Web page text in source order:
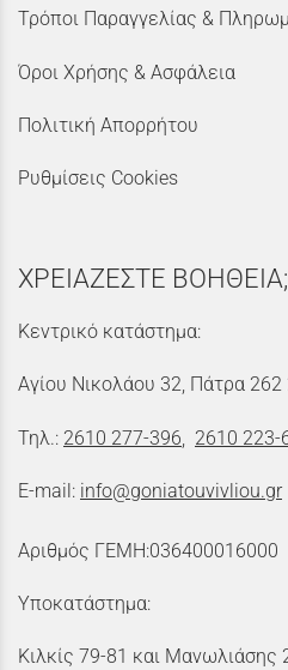
Τρόποι Παραγγελίας &
Όροι Χρήσης & Ασφάλεια
Πολιτική Απορρήτου
Ρυθμίσεις Cookies
ΧΡΕΙΑΖΕΣΤΕ ΒΟΗΘΕΙΑ;
Κεντρικό κατάστημα:
Αγίου Νικολάου 32, Πάτρα 262
Τηλ.: 2610 277-396 2610 223-
E-mail: info@goniatouvivliou.gr
Αριθμός ΓΕΜΗ:036400016000
Υποκατάστημα:
Κιλκίς 79-81 και Μανωλιάσης